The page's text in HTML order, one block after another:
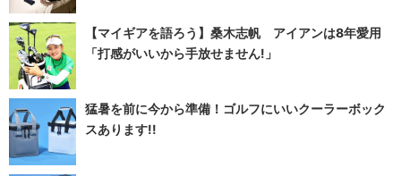
【マイギアを語ろう】桑木志帆 アイアンは8年愛用
「打感がいいから手放せません!」
猛暑を前に今から準備！ゴルフにいいクーラーボック
スあります!!